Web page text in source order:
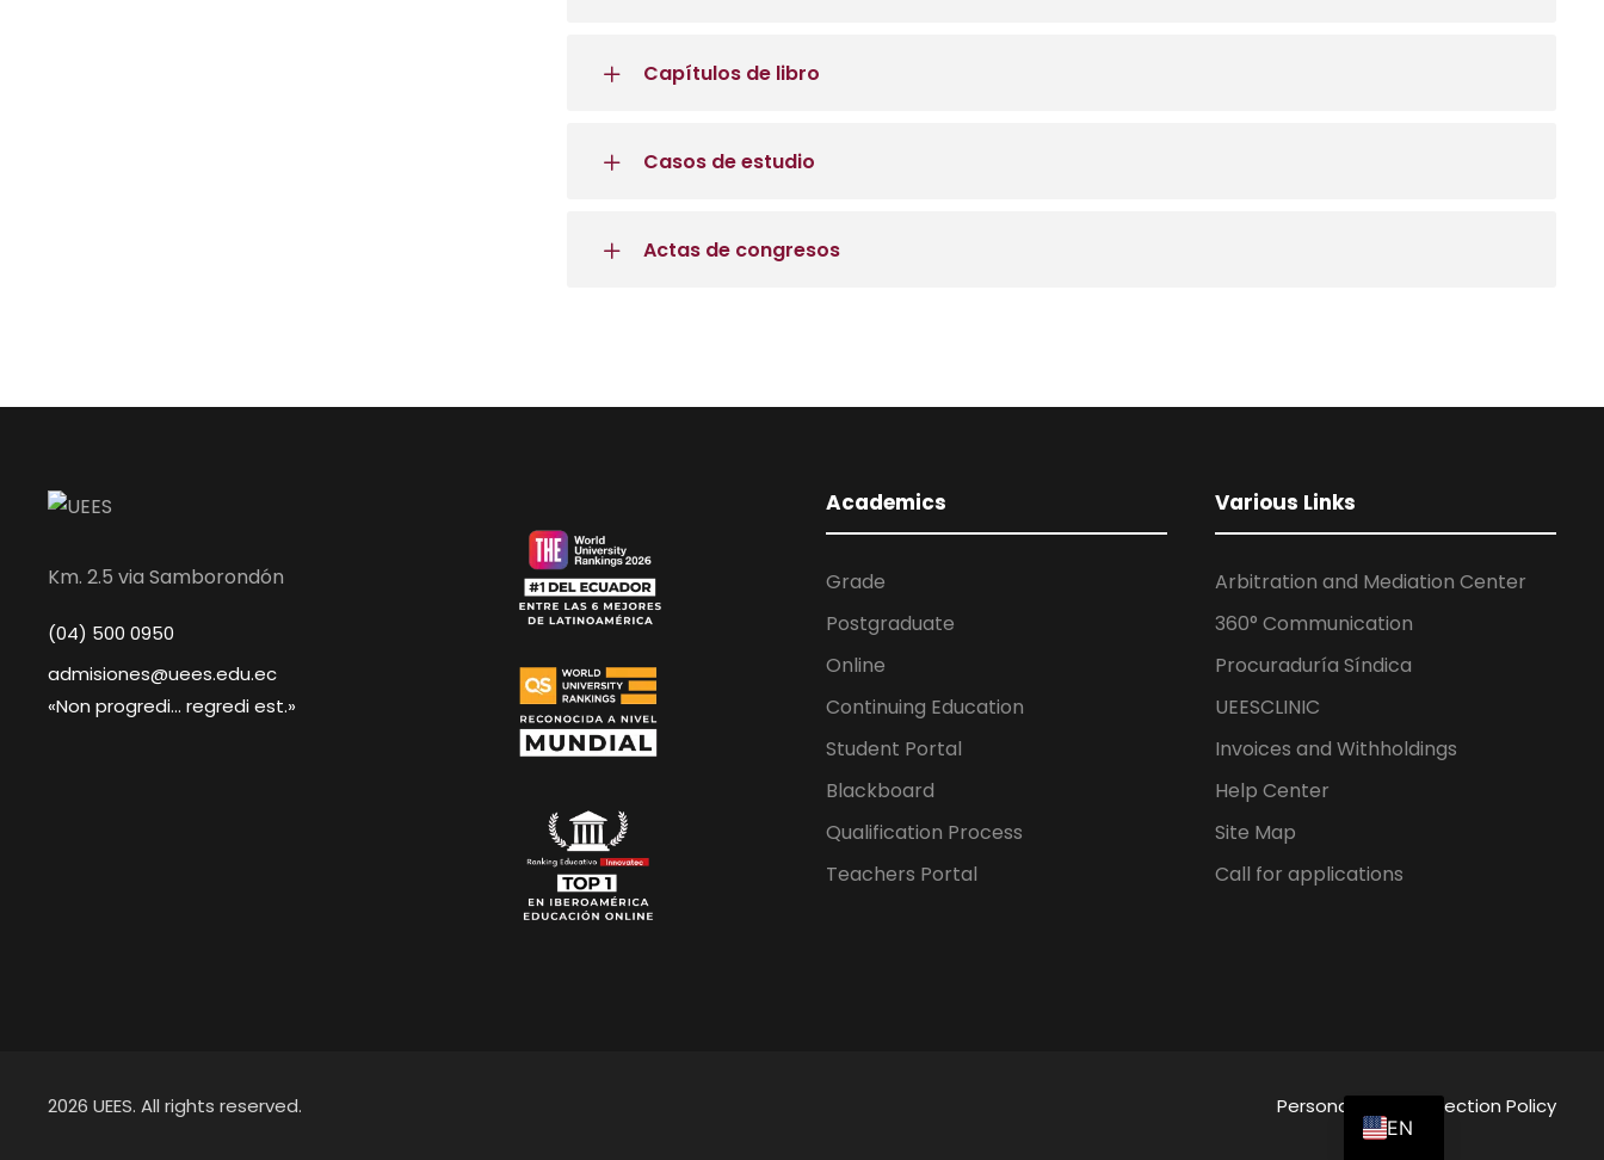
Capítulos de libro
Casos de estudio
Actas de congresos
Km. 2.5 via Samborondón
(04) 500 0950
admisiones@uees.edu.ec
«Non progredi... regredi est.»
Academics
Grade
Postgraduate
Online
Continuing Education
Student Portal
Blackboard
Qualification Process
Teachers Portal
Various Links
Arbitration and Mediation Center
360° Communication
Procuraduría Síndica
UEESCLINIC
Invoices and Withholdings
Help Center
Site Map
Call for applications
2026 UEES. All rights reserved. Personal Data Protection Policy
EN